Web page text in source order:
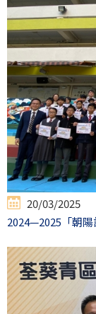
20/03/2025
2024—2025「朝陽